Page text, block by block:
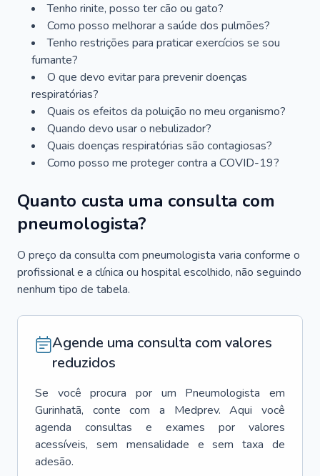
Tenho rinite, posso ter cão ou gato?
Como posso melhorar a saúde dos pulmões?
Tenho restrições para praticar exercícios se sou
fumante?
O que devo evitar para prevenir doenças
respiratórias?
Quais os efeitos da poluição no meu organismo?
Quando devo usar o nebulizador?
Quais doenças respiratórias são contagiosas?
Como posso me proteger contra a COVID-19?
Quanto custa uma consulta com
pneumologista?
O preço da consulta com pneumologista varia conforme o
profissional e a clínica ou hospital escolhido, não seguindo
nenhum tipo de tabela.
Agende uma consulta com valores
reduzidos
Se você procura por um Pneumologista
em
Gurinhatã, conte com a Medprev. Aqui você
agenda consultas e exames por valores
acessíveis, sem mensalidade e sem taxa de
adesão.